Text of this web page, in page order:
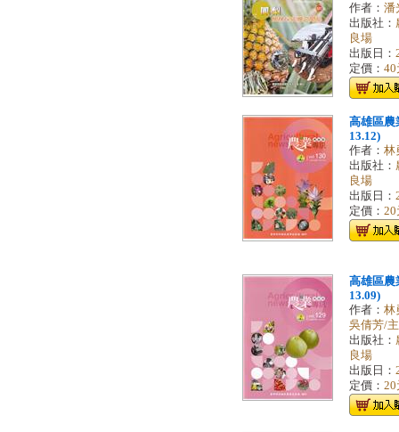
作者： 潘
出版社：
良場
出版日：
定價： 40
高雄區農
13.12)
作者： 林
出版社：
良場
出版日：
定價： 20
高雄區農
13.09)
作者： 林
吳倩芳/
出版社：
良場
出版日：
定價： 20